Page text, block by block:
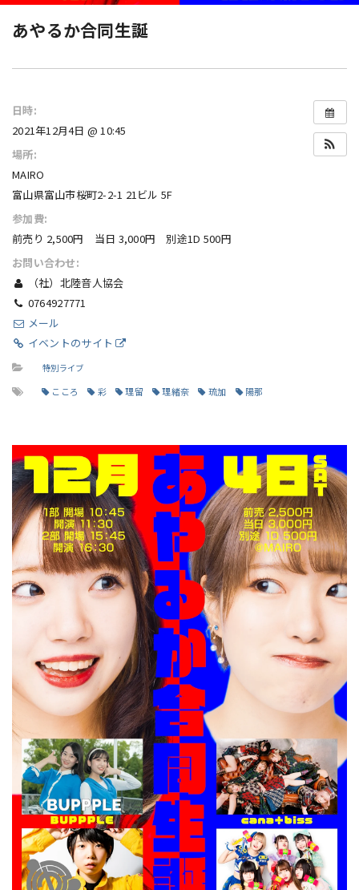
あやるか合同生誕
日時:
2021年12月4日 @ 10:45
場所:
MAIRO
富山県富山市桜町2-2-1 21ビル 5F
参加費:
前売り 2,500円 当日 3,000円 別途1D 500円
お問い合わせ:
（社）北陸音人協会
0764927771
メール
イベントのサイト
特別ライブ
こころ 彩 理留 理緒奈 琉加 陽那